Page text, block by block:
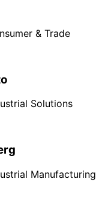
& Trade
Solutions
Manufacturing